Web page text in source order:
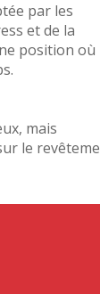
par les
et de la
position où
mais
le